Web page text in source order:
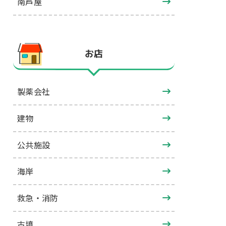
お店
製薬会社
建物
公共施設
海岸
救急・消防